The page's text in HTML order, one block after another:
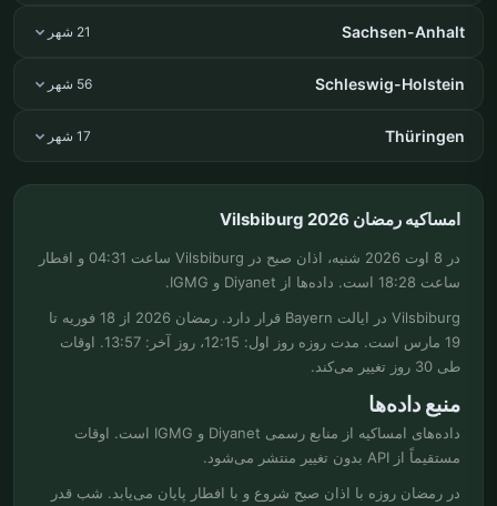
Sachsen-Anhalt 21 شهر
Schleswig-Holstein 56 شهر
Thüringen 17 شهر
امساکیه رمضان Vilsbiburg 2026
در 8 اوت 2026 شنبه، اذان صبح در Vilsbiburg ساعت 04:31 و افطار
ساعت 18:28 است. داده‌ها از Diyanet و IGMG.
Vilsbiburg در ایالت Bayern قرار دارد. رمضان 2026 از 18 فوریه تا
19 مارس است. مدت روزه روز اول: 12:15، روز آخر: 13:57. اوقات
طی 30 روز تغییر می‌کند.
منبع داده‌ها
داده‌های امساکیه از منابع رسمی Diyanet و IGMG است. اوقات
مستقیماً از API بدون تغییر منتشر می‌شود.
در رمضان روزه با اذان صبح شروع و با افطار پایان می‌یابد. شب قدر